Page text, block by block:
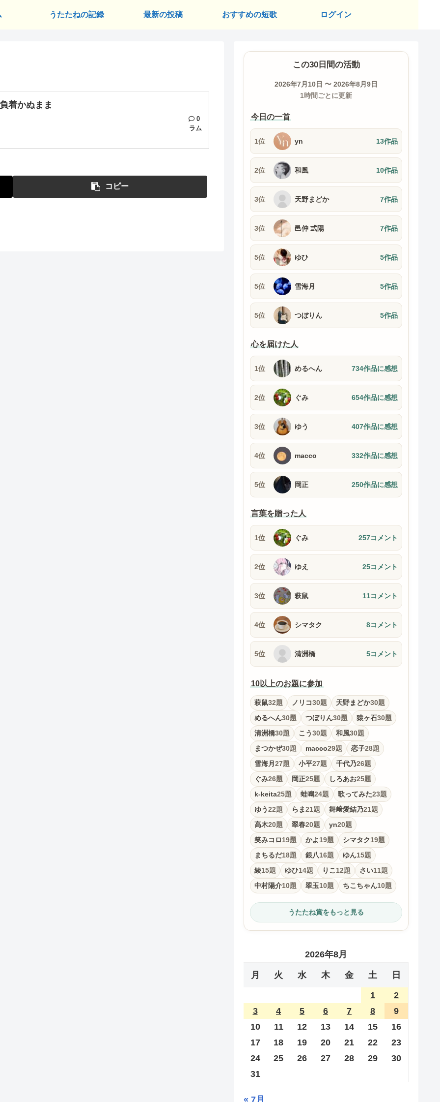
うたたねの記録 最新の投稿 おすすめの短歌 ログイン
着かぬまま
0
ラム
コピー
この30日間の活動
2026年7月10日 〜 2026年8月9日
1時間ごとに更新
今日の一首
1位 yn 13作品
2位 和風 10作品
3位 天野まどか 7作品
3位 邑仲 弎陽 7作品
5位 ゆひ 5作品
5位 雪海月 5作品
5位 つぼりん 5作品
心を届けた人
1位 めるへん 734作品に感想
2位 ぐみ 654作品に感想
3位 ゆう 407作品に感想
4位 macco 332作品に感想
5位 岡正 250作品に感想
言葉を贈った人
1位 ぐみ 257コメント
2位 ゆえ 25コメント
3位 萩鼠 11コメント
4位 シマタク 8コメント
5位 清洲橋 5コメント
10以上のお題に参加
萩鼠32題 ノリコ30題 天野まどか30題
めるへん30題 つぼりん30題 猿ヶ石30題
清洲橋30題 こう30題 和風30題
まつかぜ30題 macco29題 恋子28題
雪海月 27題 小平27題 千代乃26題
ぐみ26題 岡正25題 しろあお25題
k-keita25題 蛙鳴24題 歌ってみた23題
ゆう22題 らま21題 舞﨑愛結乃21題
高木20題 翠春20題 yn20題
笑みコロ19題 かよ19題 シマタク19題
まちるだ18題 銀八16題 ゆん15題
綾15題 ゆひ14題 りこ 12題 さい11題
中村陽介10題 翠玉10題 ちこちゃん10題
うたたね賞をもっと見る
2026年8月
月 火 水 木 金 土 日
1
2
3
4 5 6 7 8
9
10
11 12 13 14 15
16
17
18 19 20 21 22
23
24
25 26 27 28 29
30
31
« 7月